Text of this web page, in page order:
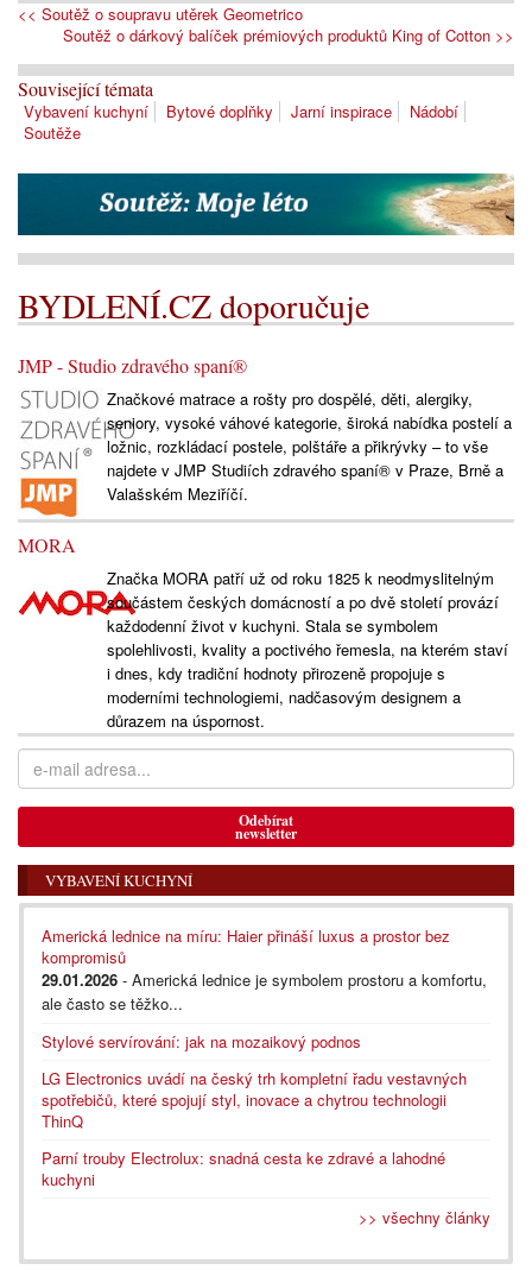
<< Soutěž o soupravu utěrek Geometrico
Soutěž o dárkový balíček prémiových produktů King of Cotton >>
Související témata
Vybavení kuchyní Bytové doplňky Jarní inspirace
Nádobí
Soutěže
BYDLENÍ.CZ doporučuje
JMP - Studio zdravého spaní®
Značkové matrace a rošty pro dospělé, děti, alergiky,
seniory, vysoké váhové kategorie, široká nabídka postelí a
ložnic, rozkládací postele, polštáře a přikrývky – to vše
najdete v JMP Studiích zdravého spaní® v Praze, Brně a
Valašském Meziříčí.
MORA
Značka MORA patří už od roku 1825 k neodmyslitelným
součástem českých domácností a po dvě století provází
každodenní život v kuchyni. Stala se symbolem
spolehlivosti, kvality a poctivého řemesla, na kterém staví
i dnes, kdy tradiční hodnoty přirozeně propojuje s
moderními technologiemi, nadčasovým designem a
důrazem na úspornost.
Odebírat
newsletter
VYBAVENÍ KUCHYNÍ
Americká lednice na míru: Haier přináší luxus a prostor bez
kompromisů
29.01.2026 - Americká lednice je symbolem prostoru a komfortu,
ale často se těžko...
Stylové servírování: jak na mozaikový podnos
LG Electronics uvádí na český trh kompletní řadu vestavných
spotřebičů, které spojují styl, inovace a chytrou technologii
ThinQ
Parní trouby Electrolux: snadná cesta ke zdravé a lahodné
kuchyni
>> všechny články